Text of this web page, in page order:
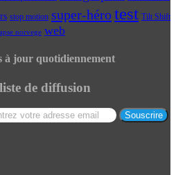
stop motion super-hérotest Tilt Shift
norvege web
à jour quotidiennement
de diffusion